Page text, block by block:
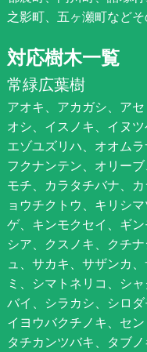
之影町、五ヶ瀬町など
対応樹木一覧
常緑広葉樹
アオキ、アカガシ、ア
オシ、イスノキ、イヌ
エゾユズリハ、オオム
フクナンテン、オリー
モチ、カラタチバナ、
ョウチクトウ、キリシ
ゲ、キンモクセイ、ギ
シア、クスノキ、クチ
ュ、サカキ、サザンカ
ミ、シマトネリコ、シ
バイ、シラカシ、シロ
イヨウバクチノキ、セ
タチカンツバキ、タブ